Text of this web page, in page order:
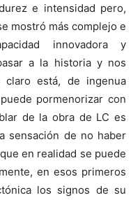
e intensidad pero,
mostró más complejo e
innovadora y
a la historia y nos
claro está, de ingenua
pormenorizar con
de la obra de LC es
sensación de no haber
en realidad se puede
en esos primeros
los signos de su